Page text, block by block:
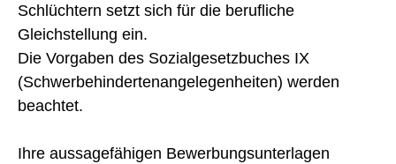
Schlüchtern setzt sich für die berufliche
Gleichstellung ein.
Die Vorgaben des Sozialgesetzbuches IX
(Schwerbehindertenangelegenheiten) werden
beach­tet.
Ihre aussagefähigen Bewerbungsunterlagen